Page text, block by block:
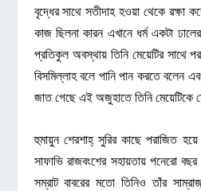
বৃদ্ধের সাথে সতীদাহ হওয়া থেকে
কাজ ছিলনা কারন এখানে ধর্ম একটা
প্রতিকুল অবস্থায় তিনি মেয়েটির সাথে
বিসমিল্লাহ বলে পানি পান করতে বলেন
জাত গেছে এই অজুহাতে তিনি মেয়েটিকে
হুমায়ুন শেরশাহ্ সুরির কাছে পরাজিত
সাফাভি রাজবংশের সহায়তায় পনেরো
সম্রাট বাবরের মতো তিনিও তাঁর